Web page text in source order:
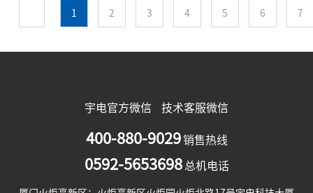
1 2 3 4 5 6 7
宇电官方微信 技术客服微信
400-880-9029 销售热线
0592-5653698 总机电话